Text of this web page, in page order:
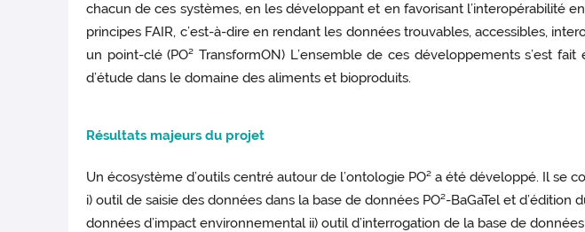
chacun de ces systèmes, en les développant et en favorisant l’interopérabilité
principes FAIR, c’est-à-dire en rendant les données trouvables, accessibles,
un point-clé (PO² TransformON) L’ensemble de ces développements s’est
d’étude dans le domaine des aliments et bioproduits.
Résultats majeurs du projet
Un écosystème d’outils centré autour de l’ontologie PO² a été développé. Il
i) outil de saisie des données dans la base de données PO²-BaGaTel et
données d’impact environnemental ii) outil d’interrogation de la base de